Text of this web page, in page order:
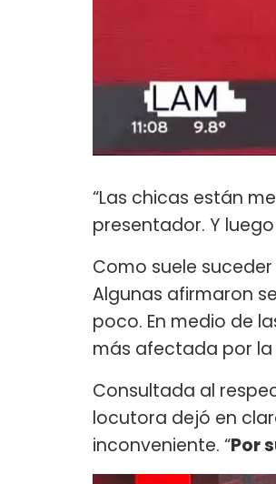
“Las chicas están
presentador. Y
Como suele
Algunas afirmaron
poco. En medio de
más afectada por
Consultada al
locutora dejó en
inconveniente. “Por